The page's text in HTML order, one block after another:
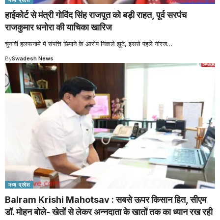
हाईकोर्ट से मंत्री गोविंद सिंह राजपूत को बड़ी राहत, पूर्व सरपंच
राजकुमार धनोरा की याचिका खारिज
चुनावी हलफनामे में संपत्ति छिपाने के आरोप निकले झूठे, इससे पहले नीरज…
BySwadesh News
मध्य प्रदेश
Balram Krishi Mahotsav : सबसे ऊपर किसान हित, सीएम
डॉ. मोहन बोले- खेतों से लेकर अन्नदाता के खातों तक का ध्यान रख रही